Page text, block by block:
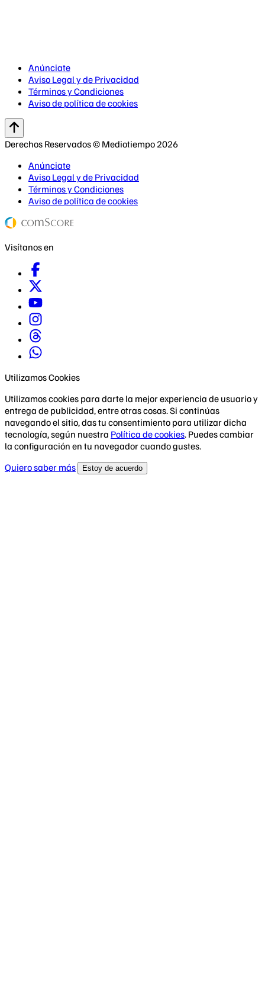
Anúnciate
Aviso Legal y de Privacidad
Términos y Condiciones
Aviso de política de cookies
Derechos Reservados © Mediotiempo 2026
Anúnciate
Aviso Legal y de Privacidad
Términos y Condiciones
Aviso de política de cookies
Visítanos en
Utilizamos Cookies
Utilizamos cookies para darte la mejor experiencia de usuario y
entrega de publicidad, entre otras cosas. Si continúas
navegando el sitio, das tu consentimiento para utilizar dicha
tecnología, según nuestra Política de cookies. Puedes cambiar
la configuración en tu navegador cuando gustes.
Quiero saber más
Estoy de acuerdo